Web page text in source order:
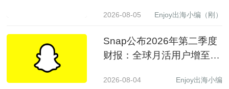
2026-08-05 Enjoy出海小编（刚）
Snap公布2026年第二季度
财报：全球月活用户增至
至15.99亿美元
2026-08-04 Enjoy出海小编